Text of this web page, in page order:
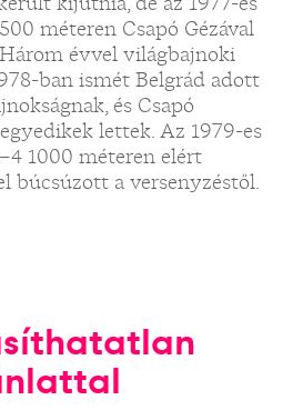
méteren Csapó Gézával
évvel világbajnoki
ban ismét Belgrád adott
és Csapó
lettek. Az 1979-es
1000 méteren elért
búcsúzott a versenyzéstől.